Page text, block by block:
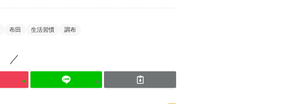
布田 生活習慣 調布